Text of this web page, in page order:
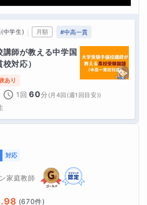
(中学生) 月額 #中高一貫
講師が教える中学国
対応）
あり
1回 60分 ( 月4回(週1回目安))
対応
家庭教師
(670件)